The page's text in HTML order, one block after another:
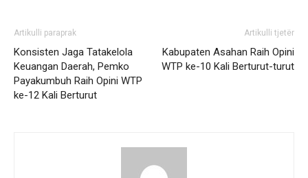
Artikulli paraprak
Konsisten Jaga Tatakelola
Keuangan Daerah, Pemko
Payakumbuh Raih Opini WTP
ke-12 Kali Berturut
Artikulli tjetër
Kabupaten Asahan Raih Opini
WTP ke-10 Kali Berturut-turut